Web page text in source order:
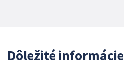
Dôležité informácie